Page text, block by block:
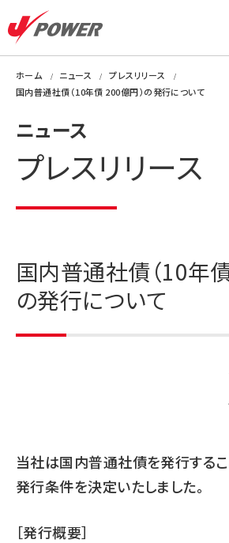
ホーム ニュース
プレスリリース
国内普通社債（10年債 200億円）の発行について
ニュース
プレスリリース
国内普通社債（10年
の発行について
当社は国内普通社債を発行するこ
発行条件を決定いたしました。
［発行概要］